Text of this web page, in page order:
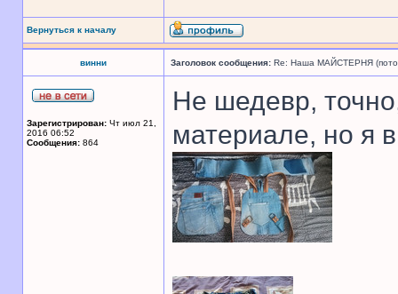
Вернуться к началу
винни Заголовок сообщения: Re: Наша МАЙСТЕРНЯ
Зарегистрирован: Чт июл 21,
2016 06:52
Сообщения: 864
Не шедевр,
материале, но я